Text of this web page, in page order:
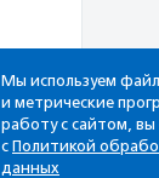
Мы используем
и метрические
работу с сайтом, вы
с Политикой
данных